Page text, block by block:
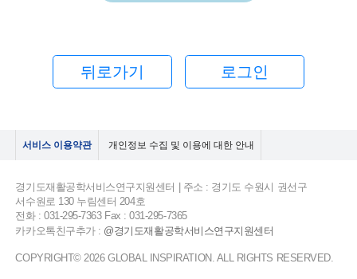
뒤로가기 로그인
서비스 이용약관 개인정보 수집 및 이용에 대한 안내
경기도재활공학서비스연구지원센터 | 주소 : 경기도 수원시 권선구
서수원로 130 누림센터 204호
전화 : 031-295-7363 Fax : 031-295-7365
카카오톡친구추가 : @경기도재활공학서비스연구지원센터
COPYRIGHT© 2026 GLOBAL INSPIRATION. ALL RIGHTS RESERVED.